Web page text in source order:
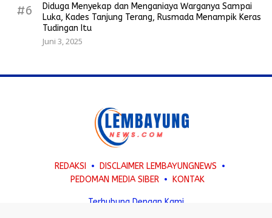
#6
Diduga Menyekap dan Menganiaya Warganya Sampai
Luka, Kades Tanjung Terang, Rusmada Menampik Keras
Tudingan Itu
Juni 3, 2025
REDAKSI
DISCLAIMER LEMBAYUNGNEWS
PEDOMAN MEDIA SIBER
KONTAK
Terhubung Dengan Kami